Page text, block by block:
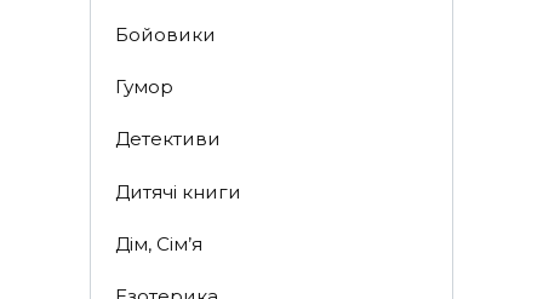
Бойовики
Гумор
Детективи
Дитячі книги
Дім, Сім’я